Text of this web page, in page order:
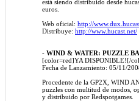
está siendo distribuido desde
euros.
Web oficial: http://
Distribuye: http://www.hucast.net/
- WIND & WATER: PUZZLE
[color=red]YA DISPONIBLE![/
Fecha de Lanzamiento: 05/11/
Procedente de la GP2X, WIND
puzzles con multitud de modos,
y distribuido por Redspotgames.